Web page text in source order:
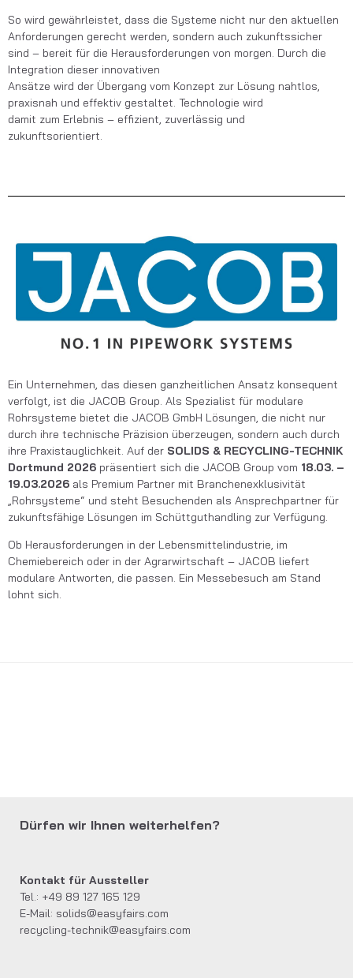
So wird gewährleistet, dass die Systeme nicht nur den aktuellen
Anforderungen gerecht werden, sondern auch zukunftssicher
sind – bereit für die Herausforderungen von morgen. Durch die
Integration dieser innovativen
Ansätze wird der Übergang vom Konzept zur Lösung nahtlos,
praxisnah und effektiv gestaltet. Technologie wird
damit zum Erlebnis – effizient, zuverlässig und
zukunftsorientiert.
Ein Unternehmen, das diesen ganzheitlichen Ansatz konsequent
verfolgt, ist die JACOB Group. Als Spezialist für modulare
Rohrsysteme bietet die JACOB GmbH Lösungen, die nicht nur
durch ihre technische Präzision überzeugen, sondern auch durch
ihre Praxistauglichkeit. Auf der SOLIDS & RECYCLING-TECHNIK
Dortmund 2026 präsentiert sich die JACOB Group vom 18.03. –
19.03.2026 als Premium Partner mit Branchenexklusivität
„Rohrsysteme“ und steht Besuchenden als Ansprechpartner für
zukunftsfähige Lösungen im Schüttguthandling zur Verfügung.
Ob Herausforderungen in der Lebensmittelindustrie, im
Chemiebereich oder in der Agrarwirtschaft – JACOB liefert
modulare Antworten, die passen. Ein Messebesuch am Stand
lohnt sich.
Dürfen wir Ihnen weiterhelfen?
Kontakt für Aussteller
Tel.: +49 89 127 165 129
E-Mail: solids@easyfairs.com
recycling-technik@easyfairs.com